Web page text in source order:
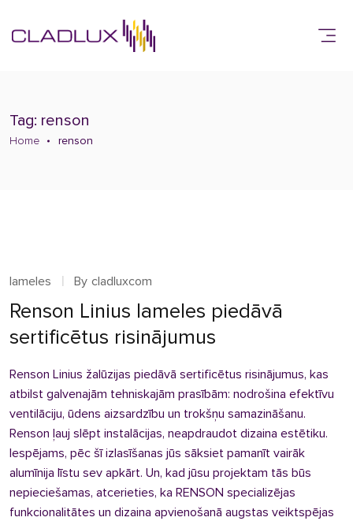
Tag: renson
Home renson
lameles By cladluxcom
Renson Linius lameles piedāvā
sertificētus risinājumus
Renson Linius žalūzijas piedāvā sertificētus risinājumus, kas
atbilst galvenajām tehniskajām prasībām: nodrošina efektīvu
ventilāciju, ūdens aizsardzību un trokšņu samazināšanu.
Renson ļauj slēpt instalācijas, neapdraudot dizaina estētiku.
Iespējams, pēc šī izlasīšanas jūs sāksiet pamanīt vairāk
alumīnija līstu sev apkārt. Un, kad jūsu projektam tās būs
nepieciešamas, atcerieties, ka RENSON specializējas
funkcionalitātes un dizaina apvienošanā augstas veiktspējas